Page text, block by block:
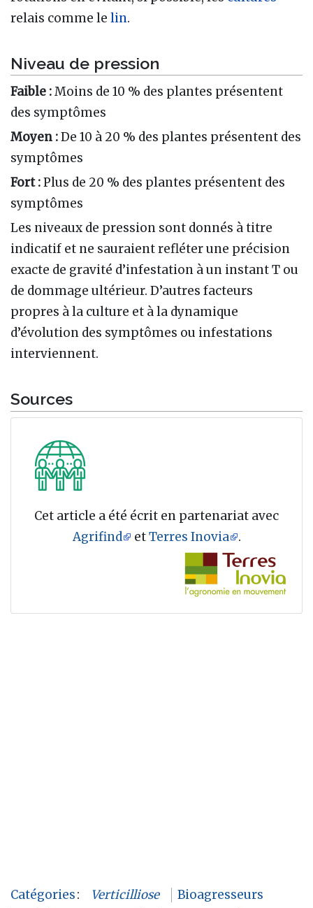
relais comme le lin.
Niveau de pression
Faible :Moins de 10 % des plantes présentent
des symptômes
Moyen :De 10 à 20 % des plantes présentent des
symptômes
Fort :Plus de 20 % des plantes présentent des
symptômes
Les niveaux de pression sont donnés à titre
indicatif et ne sauraient refléter une précision
exacte de gravité d’infestation à un instant T ou
de dommage ultérieur. D’autres facteurs
propres à la culture et à la dynamique
d’évolution des symptômes ou infestations
interviennent.
Sources
Cet article a été écrit en partenariat avec
Agrifind
etTerres Inovia .
Catégories: Verticilliose
Bioagresseurs